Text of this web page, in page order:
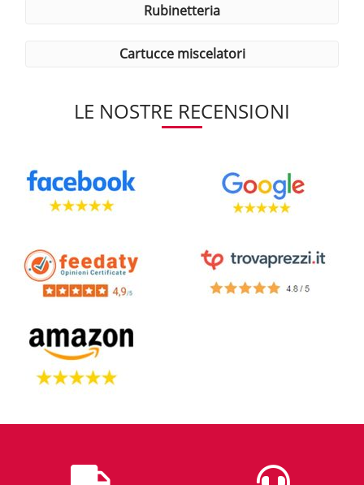
rubinetteria
cartucce miscelatori
LE NOSTRE RECENSIONI